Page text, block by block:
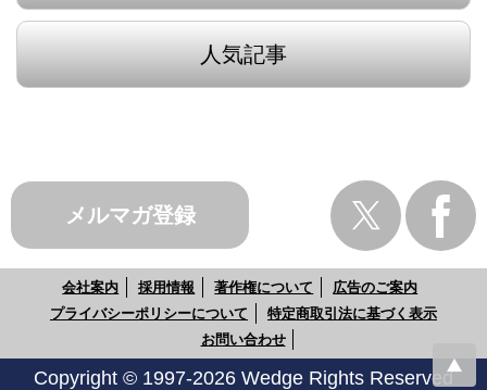
人気記事
メルマガ登録
会社案内 採用情報 著作権について
広告のご案内
プライバシーポリシーについて
特定商取引法に基づく表示
お問い合わせ
Copyright © 1997-2026 Wedge Rights Reserved